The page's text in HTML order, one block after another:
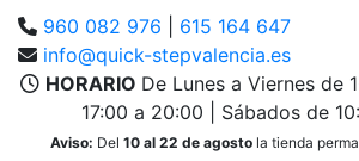
960 082 976
615 164 647
info@quick-stepvalencia.es
HORARIO De Lunes a Viernes de
17:00 a 20:00 | Sábados de
Aviso: Del 10 al 22 de agosto la tienda